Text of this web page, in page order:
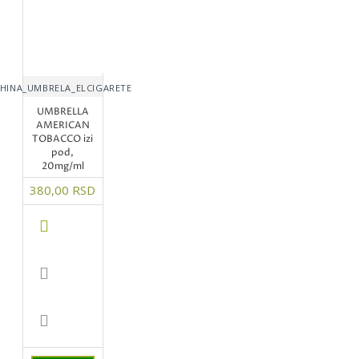
UMBRELLA
AMERICAN
TOBACCO izi
pod,
20mg/ml
380,00 RSD